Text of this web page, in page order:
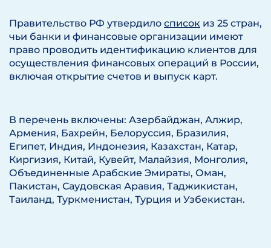
Правительство РФ утвердило список из 25 стран,
чьи банки и финансовые организации имеют
право проводить идентификацию клиентов для
осуществления финансовых операций в России,
включая открытие счетов и выпуск карт.
В перечень включены: Азербайджан, Алжир,
Армения, Бахрейн, Белоруссия, Бразилия,
Египет, Индия, Индонезия, Казахстан, Катар,
Киргизия, Китай, Кувейт, Малайзия, Монголия,
Объединенные Арабские Эмираты, Оман,
Пакистан, Саудовская Аравия, Таджикистан,
Таиланд, Туркменистан, Турция и Узбекистан.